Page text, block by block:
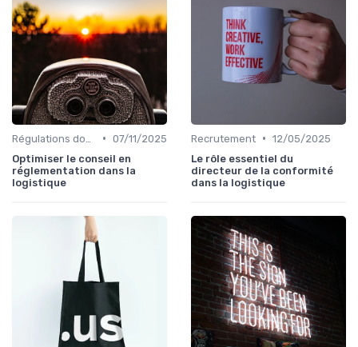
• 07/11/2025
Optimiser le conseil en
réglementation dans la
logistique
Recrutement • 12/05/2025
Le rôle essentiel du
directeur de la conformité
dans la logistique